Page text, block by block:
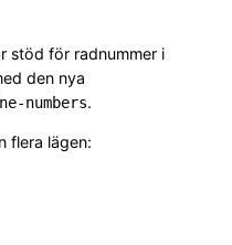
stöd för radnummer i
den nya
numbers.
flera lägen: